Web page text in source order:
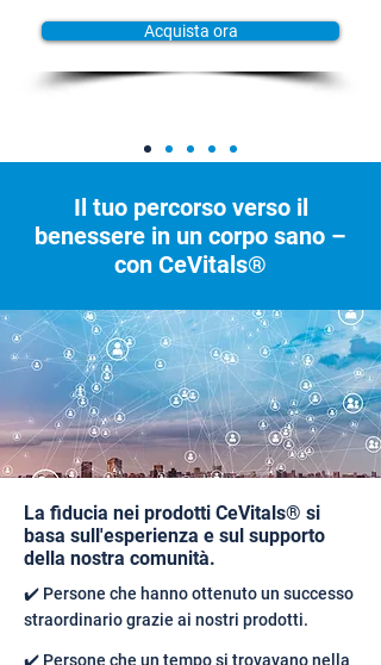
Acquista ora
Il tuo percorso verso il
benessere in un corpo sano –
con CeVitals®
La fiducia nei prodotti CeVitals® si
basa sull'esperienza e sul supporto
della nostra comunità.
✔️ Persone che hanno ottenuto un successo
straordinario grazie ai nostri prodotti.
✔️ Persone che un tempo si trovavano nella